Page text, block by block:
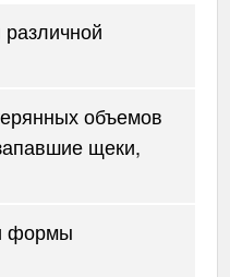
объемов
щеки,
формы